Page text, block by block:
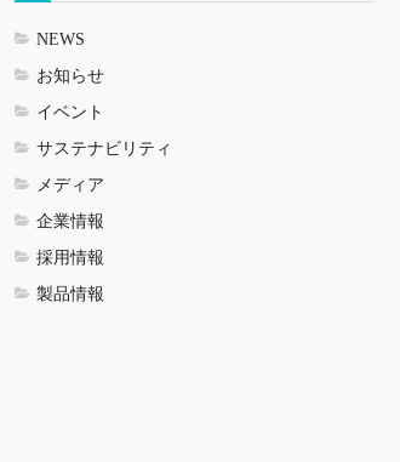
NEWS
お知らせ
イベント
サステナビリティ
メディア
企業情報
採用情報
製品情報